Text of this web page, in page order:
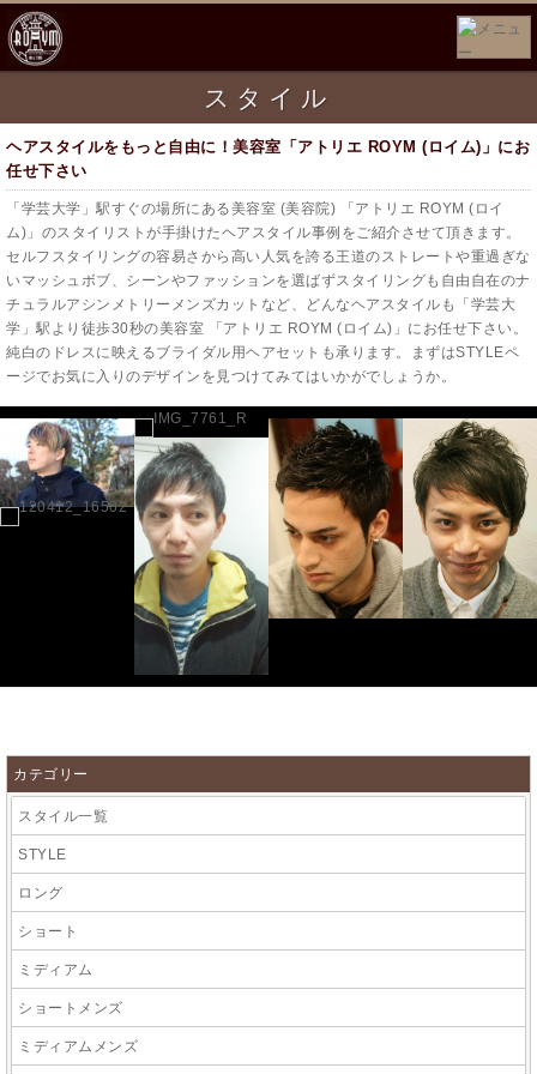
スタイル
ヘアスタイルをもっと自由に！美容室「アトリエ ROYM (ロイム)」にお
任せ下さい
「学芸大学」駅すぐの場所にある美容室 (美容院) 「アトリエ ROYM (ロイ
ム)」のスタイリストが手掛けたヘアスタイル事例をご紹介させて頂きます。
セルフスタイリングの容易さから高い人気を誇る王道のストレートや重過ぎな
いマッシュボブ、シーンやファッションを選ばずスタイリングも自由自在のナ
チュラルアシンメトリーメンズカットなど、どんなヘアスタイルも「学芸大
学」駅より徒歩30秒の美容室 「アトリエ ROYM (ロイム)」にお任せ下さい。
純白のドレスに映えるブライダル用ヘアセットも承ります。まずはSTYLEペ
ージでお気に入りのデザインを見つけてみてはいかがでしょうか。
カテゴリー
スタイル一覧
STYLE
ロング
ショート
ミディアム
ショートメンズ
ミディアムメンズ